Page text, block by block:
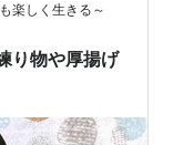
楽しく生きる～
り物や厚揚げ